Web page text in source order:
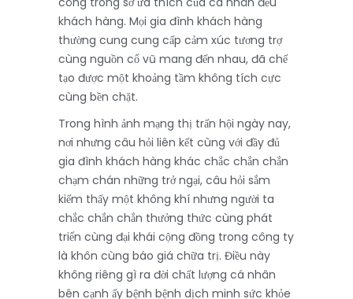
khách hàng. Mọi gia đình khách hàng
thường cung cung cấp cảm xúc tương trợ
cùng nguồn cổ vũ mang đến nhau, đã chế
tạo được một khoảng tầm không tích cực
cùng bền chặt.
Trong hình ảnh mạng thị trấn hội ngày nay,
nơi nhưng câu hỏi liên kết cùng với đầy đủ
gia đình khách hàng khác chắc chắn chắn
chạm chán những trở ngại, câu hỏi sắm
kiếm thấy một không khí nhưng người ta
chắc chắn chắn thưởng thức cùng phát
triển cùng đại khái cộng đồng trong công ty
là khôn cùng báo giá chữa trị. Điều này
không riêng gì ra đời chất lượng cá nhân
bên cạnh ấy bệnh bệnh dịch minh sức khỏe